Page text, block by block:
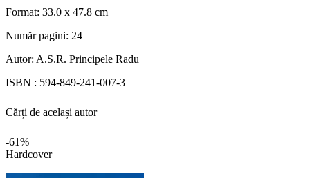
Format: 33.0 x 47.8 cm
Număr pagini: 24
Autor: A.S.R. Principele Radu
ISBN : 594-849-241-007-3
Cărți de același autor
-61%
Hardcover